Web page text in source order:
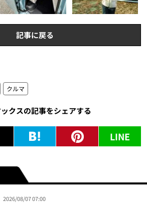
記事に戻る
クルマ
クスの記事をシェアする
LINE
2026/08/07 07:00